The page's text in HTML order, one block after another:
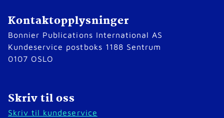
Kontaktopplysninger
Bonnier Publications International AS
Kundeservice postboks 1188 Sentrum
0107 OSLO
Skriv til oss
Skriv til kundeservice